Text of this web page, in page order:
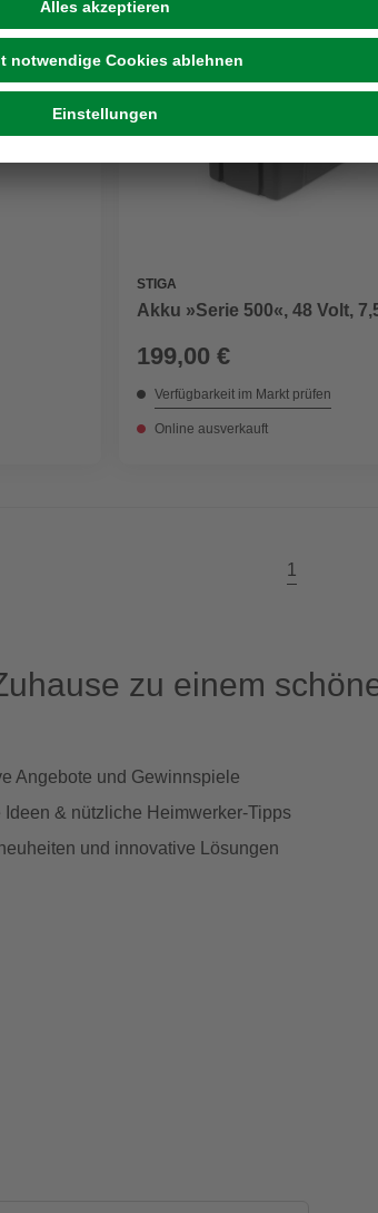
STIGA
Akku »Serie 500«, 48 Volt,
199,00 €
Verfügbarkeit im Markt prüfen
Online ausverkauft
1
zu einem
Angebote und Gewinnspiele
Ideen & nützliche Heimwerker-Tipps
und innovative Lösungen